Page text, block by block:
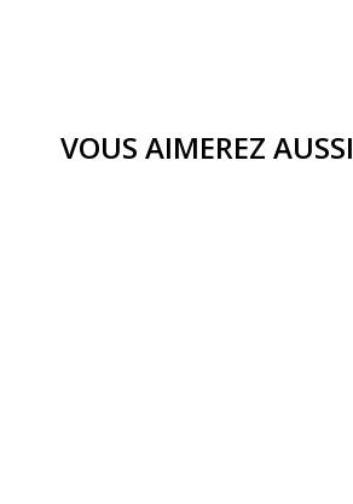
VOUS AIMEREZ AUSSI